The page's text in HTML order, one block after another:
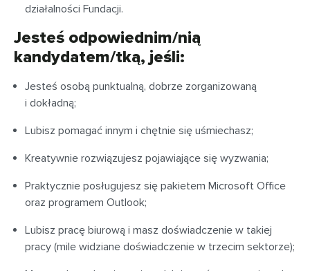
działalności Fundacji.
Jesteś odpowiednim/nią
kandydatem/tką, jeśli:
Jesteś osobą punktualną, dobrze zorganizowaną
i dokładną;
Lubisz pomagać innym i chętnie się uśmiechasz;
Kreatywnie rozwiązujesz pojawiające się wyzwania;
Praktycznie posługujesz się pakietem Microsoft Office
oraz programem Outlook;
Lubisz pracę biurową i masz doświadczenie w takiej
pracy (mile widziane doświadczenie w trzecim sektorze);